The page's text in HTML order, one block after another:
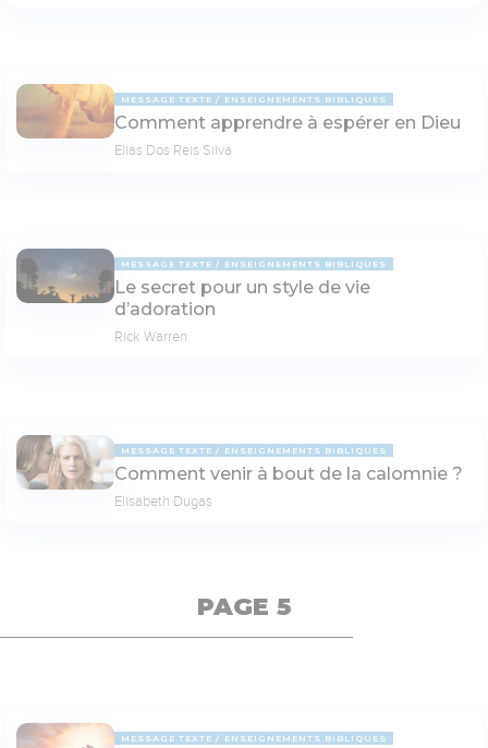
MESSAGE TEXTE ENSEIGNEMENTS BIBLIQUES
Comment apprendre à espérer en Dieu
Elias Dos Reis Silva
MESSAGE TEXTE ENSEIGNEMENTS BIBLIQUES
Le secret pour un style de vie
d’adoration
Rick Warren
MESSAGE TEXTE ENSEIGNEMENTS BIBLIQUES
Comment venir à bout de la calomnie ?
Elisabeth Dugas
PAGE 5
MESSAGE TEXTE ENSEIGNEMENTS BIBLIQUES